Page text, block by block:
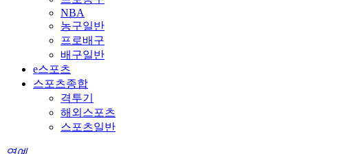
NBA
농구일반
프로배구
배구일반
e스포츠
스포츠종합
격투기
해외스포츠
스포츠일반